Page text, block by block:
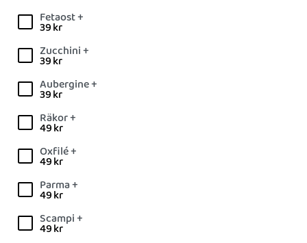
Fetaost +
39kr
Zucchini +
39kr
Aubergine +
39kr
Räkor +
49kr
Oxfilé +
49kr
Parma +
49kr
Scampi +
49kr